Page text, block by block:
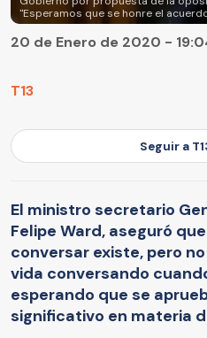
"Esperamos que se honre el
T13
20 de Enero de 2020 -
Seguir a
El ministro secretario
Felipe Ward, aseguró
conversar existe, pero
vida conversando
esperando que se
significativo en materia